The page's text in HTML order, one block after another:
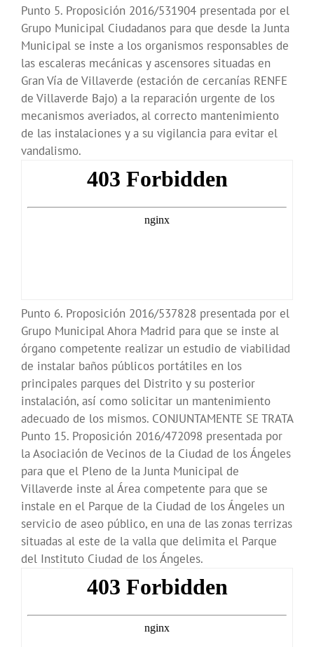
Punto 5. Proposición 2016/531904 presentada por el
Grupo Municipal Ciudadanos para que desde la Junta
Municipal se inste a los organismos responsables de
las escaleras mecánicas y ascensores situadas en
Gran Vía de Villaverde (estación de cercanías RENFE
de Villaverde Bajo) a la reparación urgente de los
mecanismos averiados, al correcto mantenimiento
de las instalaciones y a su vigilancia para evitar el
vandalismo.
Punto 6. Proposición 2016/537828 presentada por el
Grupo Municipal Ahora Madrid para que se inste al
órgano competente realizar un estudio de viabilidad
de instalar baños públicos portátiles en los
principales parques del Distrito y su posterior
instalación, así como solicitar un mantenimiento
adecuado de los mismos. CONJUNTAMENTE SE TRATA
Punto 15. Proposición 2016/472098 presentada por
la Asociación de Vecinos de la Ciudad de los Ángeles
para que el Pleno de la Junta Municipal de
Villaverde inste al Área competente para que se
instale en el Parque de la Ciudad de los Ángeles un
servicio de aseo público, en una de las zonas terrizas
situadas al este de la valla que delimita el Parque
del Instituto Ciudad de los Ángeles.